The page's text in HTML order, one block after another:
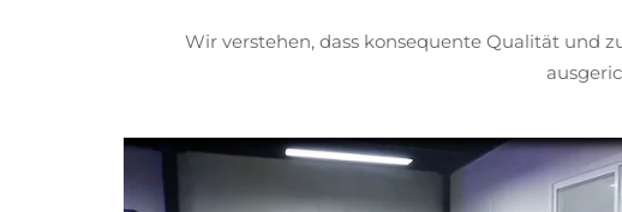
Wir verstehen, dass konsequente Qualität und